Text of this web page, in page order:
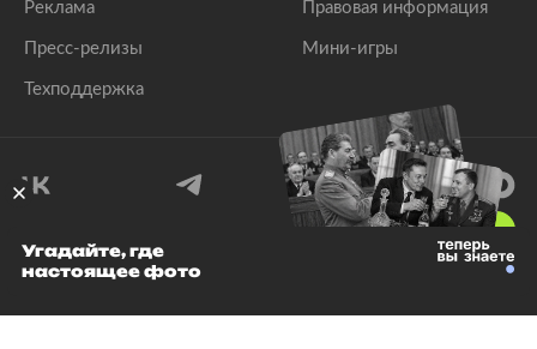
Реклама
Пресс-релизы
Техподдержка
Правовая информация
Мини-игры
© 1999–2026 Все права защищены.
Угадайте, где
настоящее фото